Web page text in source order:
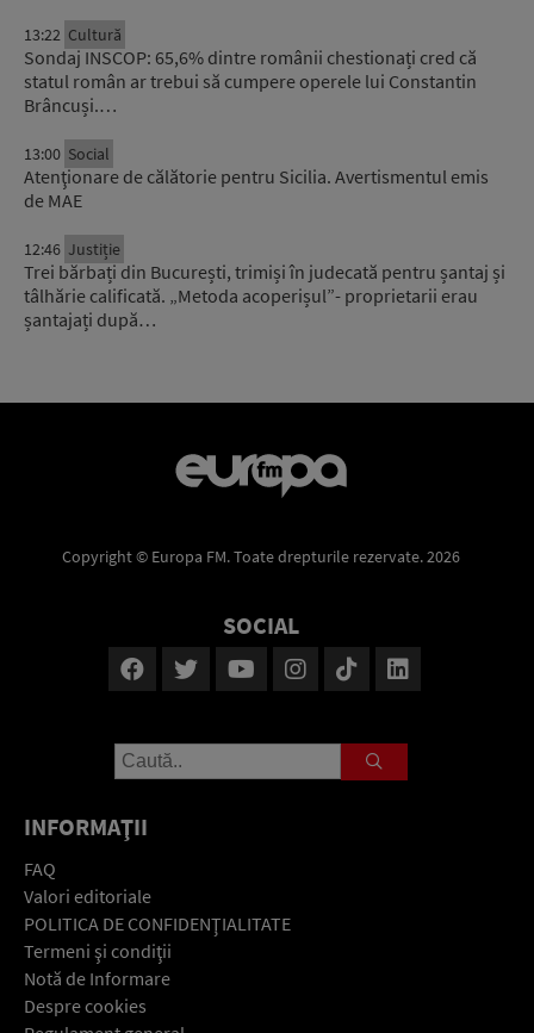
13:22 Cultură
Sondaj INSCOP: 65,6% dintre românii chestionați cred că
statul român ar trebui să cumpere operele lui Constantin
Brâncuși.…
13:00 Social
Atenţionare de călătorie pentru Sicilia. Avertismentul emis
de MAE
12:46 Justiție
Trei bărbați din București, trimiși în judecată pentru șantaj și
tâlhărie calificată. „Metoda acoperișul”- proprietarii erau
șantajați după…
Copyright © Europa FM. Toate drepturile rezervate. 2026
SOCIAL
INFORMAŢII
FAQ
Valori editoriale
POLITICA DE CONFIDENŢIALITATE
Termeni şi condiţii
Notă de Informare
Despre cookies